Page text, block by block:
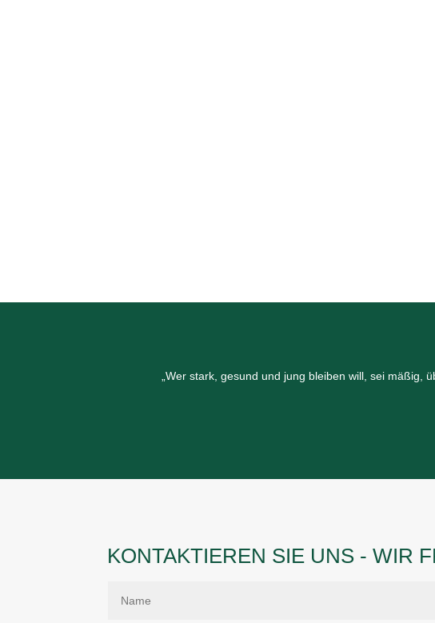
„Wer stark, gesund und jung bleiben will, sei mäßig,
KONTAKTIEREN SIE UNS - WIR